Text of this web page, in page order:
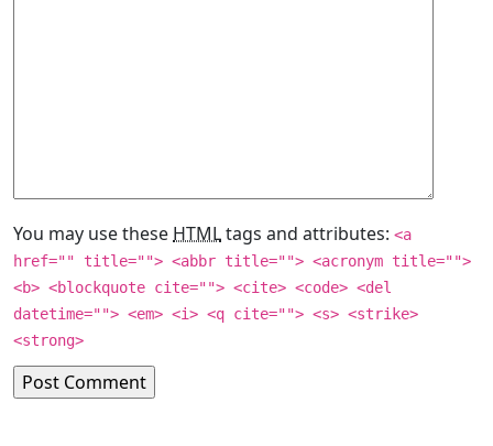
You may use these HTMLtags and attributes: <a
href="" title=""> <abbr title=""> <acronym title="">
<b> <blockquote cite=""> <cite> <code> <del
datetime=""> <em> <i> <q cite=""> <s> <strike>
<strong>